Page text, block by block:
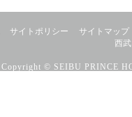
サイトポリシー
サイトマップ
西
Copyright © SEIBU PRINCE